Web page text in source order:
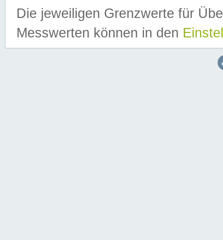
Die jeweiligen Grenzwerte für
Messwerten können in den